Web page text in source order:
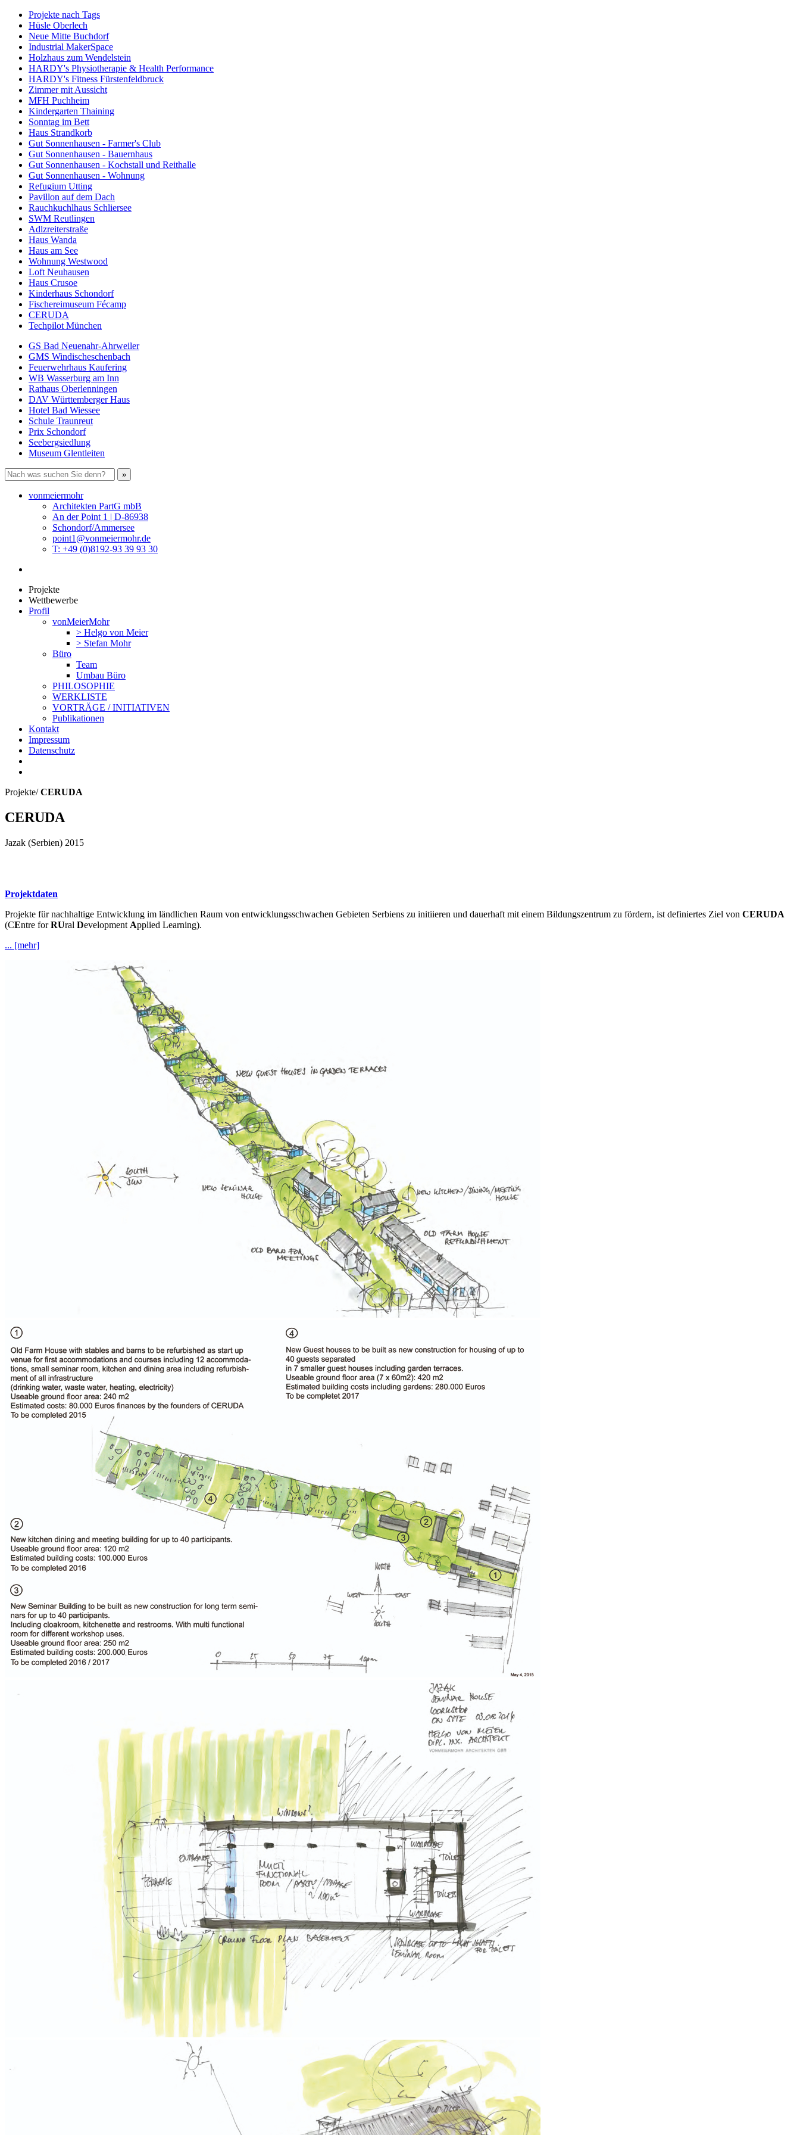
Projekte nach Tags
Hüsle Oberlech
Neue Mitte Buchdorf
Industrial MakerSpace
Holzhaus zum Wendelstein
HARDY's Physiotherapie & Health Performance
HARDY's Fitness Fürstenfeldbruck
Zimmer mit Aussicht
MFH Puchheim
Kindergarten Thaining
Sonntag im Bett
Haus Strandkorb
Gut Sonnenhausen - Farmer's Club
Gut Sonnenhausen - Bauernhaus
Gut Sonnenhausen - Kochstall und Reithalle
Gut Sonnenhausen - Wohnung
Refugium Utting
Pavillon auf dem Dach
Rauchkuchlhaus Schliersee
SWM Reutlingen
Adlzreiterstraße
Haus Wanda
Haus am See
Wohnung Westwood
Loft Neuhausen
Haus Crusoe
Kinderhaus Schondorf
Fischereimuseum Fécamp
CERUDA
Techpilot München
GS Bad Neuenahr-Ahrweiler
GMS Windischeschenbach
Feuerwehrhaus Kaufering
WB Wasserburg am Inn
Rathaus Oberlenningen
DAV Württemberger Haus
Hotel Bad Wiessee
Schule Traunreut
Prix Schondorf
Seebergsiedlung
Museum Glentleiten
vonmeiermohr
Architekten PartG mbB
An der Point 1 | D-86938
Schondorf/Ammersee
point1@vonmeiermohr.de
T: +49 (0)8192-93 39 93 30
Projekte
Wettbewerbe
Profil
vonMeierMohr
> Helgo von Meier
> Stefan Mohr
Büro
Team
Umbau Büro
PHILOSOPHIE
WERKLISTE
VORTRÄGE / INITIATIVEN
Publikationen
Kontakt
Impressum
Datenschutz
Projekte/CERUDA
CERUDA
Jazak (Serbien) 2015
Projektdaten
Projekte für nachhaltige Entwicklung im ländlichen Raum von entwicklungsschwachen Gebieten Serbiens zu initiieren und dauerhaft mit einem Bildungszentrum zu fördern, ist definiertes Ziel von CERUDA
(CEntre forRUral Development Applied Learning).
... [mehr]